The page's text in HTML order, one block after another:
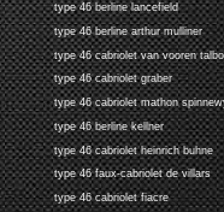
type 46 berline lancefield
type 46 berline arthur mulliner
type 46 cabriolet van vooren
type 46 cabriolet graber
type 46 cabriolet mathon
type 46 berline kellner
type 46 cabriolet heinrich buhne
type 46 faux-cabriolet de villars
type 46 cabriolet fiacre